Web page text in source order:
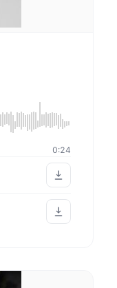
0:24